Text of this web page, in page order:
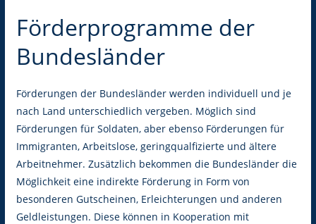
Förderprogramme der
Bundesländer
Förderungen der Bundesländer werden individuell und je
nach Land unterschiedlich vergeben. Möglich sind
Förderungen für Soldaten, aber ebenso Förderungen für
Immigranten, Arbeitslose, geringqualfizierte und ältere
Arbeitnehmer. Zusätzlich bekommen die Bundesländer die
Möglichkeit eine indirekte Förderung in Form von
besonderen Gutscheinen, Erleichterungen und anderen
Geldleistungen. Diese können in Kooperation mit